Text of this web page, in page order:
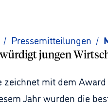
/ Pressemitteilungen /
jungen
mit dem
Jahr wurden die